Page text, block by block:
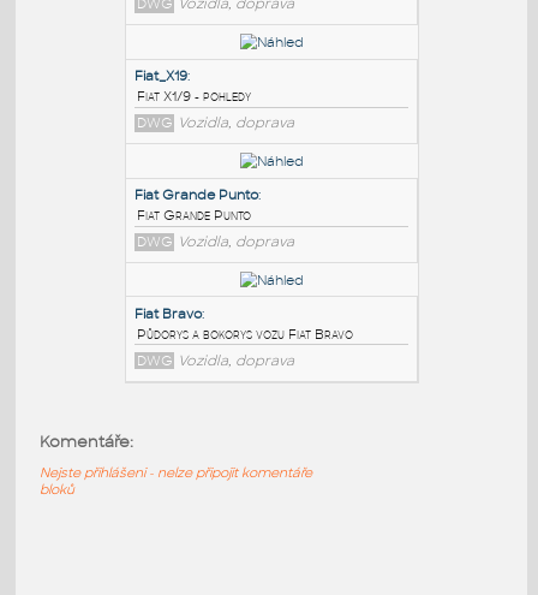
Fiat Multipla 2d:
Fiat Multipla - 2d pohledy
DWG Vozidla, doprava
Fiat_X19:
Fiat X1/9 - pohledy
DWG Vozidla, doprava
DWG
Vozidla, doprava
Komentáře:
Nejste přihlášeni - nelze připojit komentáře
bloků